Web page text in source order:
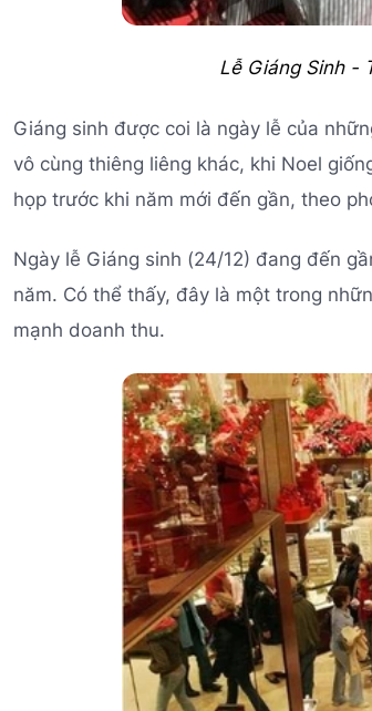
Lễ Giáng Sinh -
Giáng sinh được coi là ngày lễ của
vô cùng thiêng liêng khác, khi Noel
họp trước khi năm mới đến gần, theo
Ngày lễ Giáng sinh (24/12) đang đến
năm. Có thể thấy, đây là một trong
mạnh doanh thu.